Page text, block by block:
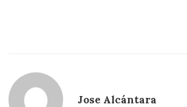
Jose Alcántara